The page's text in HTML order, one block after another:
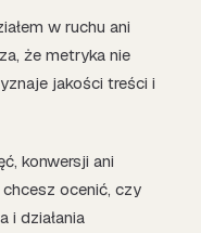
w ruchu ani
że metryka nie
jakości treści i
konwersji ani
ocenić, czy
i działania